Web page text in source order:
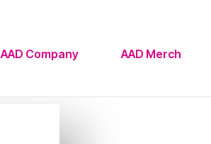
AAD Company AAD Merch